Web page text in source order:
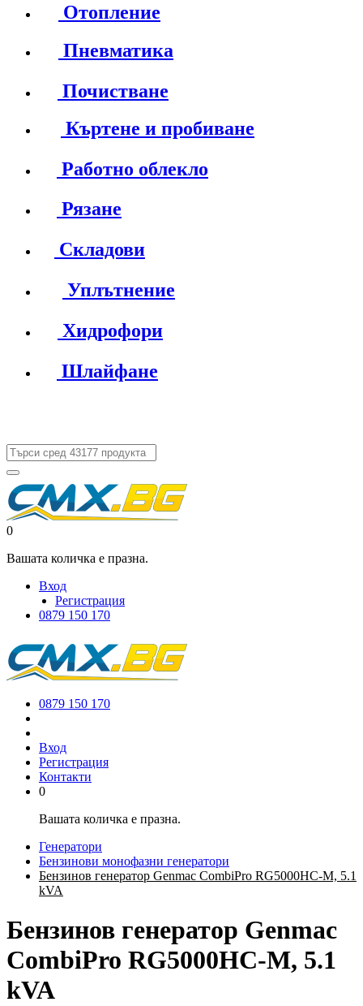
Отопление
Пневматика
Почистване
Къртене и пробиване
Работно облекло
Рязане
Складови
Уплътнение
Хидрофори
Шлайфане
0
Вашата количка е празна.
Вход
Регистрация
0879 150 170
0879 150 170
Вход
Регистрация
Контакти
0
Вашата количка е празна.
Генератори
Бензинови монофазни генератори
Бензинов генератор Genmac CombiPro RG5000HC-M, 5.1
kVA
Бензинов генератор Genmac
CombiPro RG5000HC-M, 5.1
kVA